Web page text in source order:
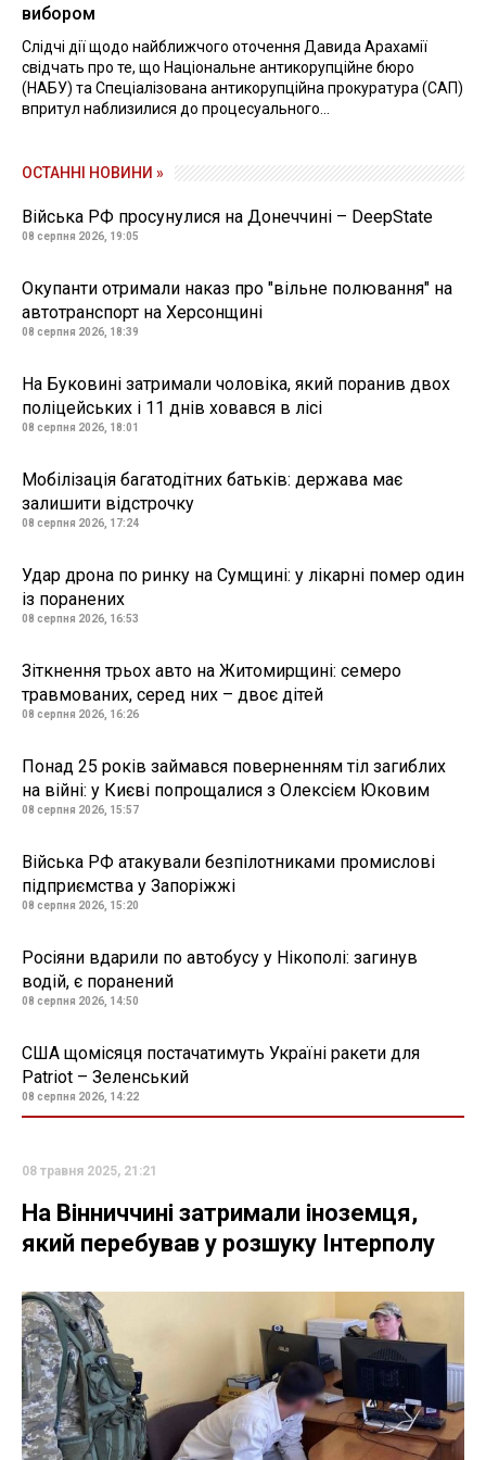
вибором
Слідчі дії щодо найближчого оточення Давида Арахамії
свідчать про те, що Національне антикорупційне бюро
(НАБУ) та Спеціалізована антикорупційна прокуратура (САП)
впритул наблизилися до процесуального...
ОСТАННІ НОВИНИ »
Війська РФ просунулися на Донеччині – DeepState
08 серпня 2026, 19:05
Окупанти отримали наказ про "вільне полювання" на
автотранспорт на Херсонщині
08 серпня 2026, 18:39
На Буковині затримали чоловіка, який поранив двох
поліцейських і 11 днів ховався в лісі
08 серпня 2026, 18:01
Мобілізація багатодітних батьків: держава має
залишити відстрочку
08 серпня 2026, 17:24
Удар дрона по ринку на Сумщині: у лікарні помер один
із поранених
08 серпня 2026, 16:53
Зіткнення трьох авто на Житомирщині: семеро
травмованих, серед них – двоє дітей
08 серпня 2026, 16:26
Понад 25 років займався поверненням тіл загиблих
на війні: у Києві попрощалися з Олексієм Юковим
08 серпня 2026, 15:57
Війська РФ атакували безпілотниками промислові
підприємства у Запоріжжі
08 серпня 2026, 15:20
Росіяни вдарили по автобусу у Нікополі: загинув
водій, є поранений
08 серпня 2026, 14:50
США щомісяця постачатимуть Україні ракети для
Patriot – Зеленський
08 серпня 2026, 14:22
08 травня 2025, 21:21
На Вінниччині затримали іноземця,
який перебував у розшуку Інтерполу